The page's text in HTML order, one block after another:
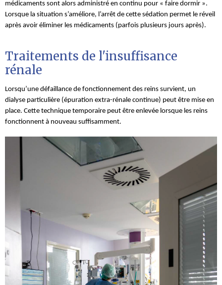
médicaments sont alors administré en continu pour « faire dormir ».
Lorsque la situation s’améliore, l’arrêt de cette sédation permet le réveil
après avoir éliminer les médicaments (parfois plusieurs jours après).
Traitements de l'insuffisance
rénale
Lorsqu’une défaillance de fonctionnement des reins survient, un
dialyse particulière (épuration extra-rénale continue) peut être mise en
place. Cette technique temporaire peut être enlevée lorsque les reins
fonctionnent à nouveau suffisamment.